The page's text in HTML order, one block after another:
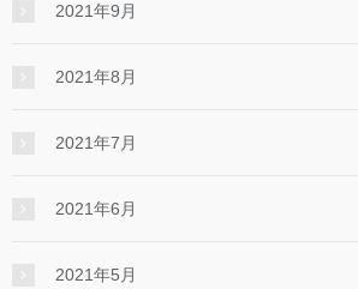
2021年9月
2021年8月
2021年7月
2021年6月
2021年5月